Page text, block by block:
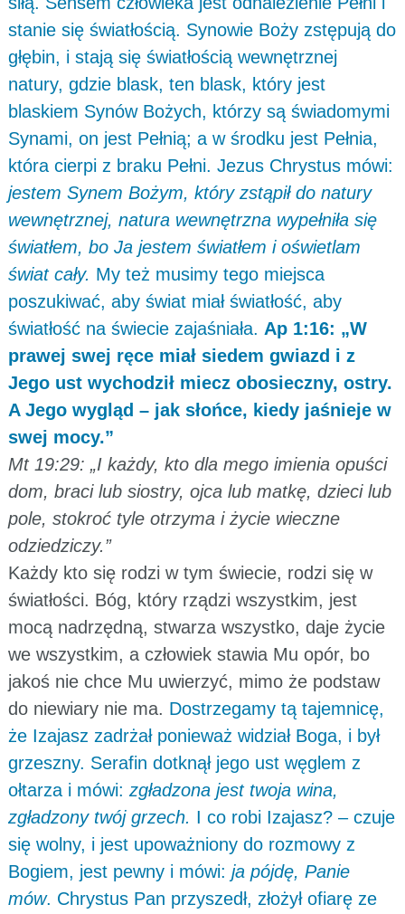
stanie się światłością. Synowie Boży zstępują do
głębin, i stają się światłością wewnętrznej
natury, gdzie blask, ten blask, który jest
blaskiem Synów Bożych, którzy są świadomymi
Synami, on jest Pełnią; a w środku jest Pełnia,
która cierpi z braku Pełni. Jezus Chrystus mówi:
jestem Synem Bożym, który zstąpił do natury
wewnętrznej, natura wewnętrzna wypełniła się
światłem, bo Ja jestem światłem i oświetlam
świat cały. My też musimy tego miejsca
poszukiwać, aby świat miał światłość, aby
światłość na świecie zajaśniała. Ap 1:16: „W
prawej swej ręce miał siedem gwiazd i z
Jego ust wychodził miecz obosieczny, ostry.
A Jego wygląd – jak słońce, kiedy jaśnieje w
swej mocy.”
Mt 19:29: „I każdy, kto dla mego imienia opuści
dom, braci lub siostry, ojca lub matkę, dzieci lub
pole, stokroć tyle otrzyma i życie wieczne
odziedziczy.”
Każdy kto się rodzi w tym świecie, rodzi się w
światłości. Bóg, który rządzi wszystkim, jest
mocą nadrzędną, stwarza wszystko, daje życie
we wszystkim, a człowiek stawia Mu opór, bo
jakoś nie chce Mu uwierzyć, mimo że podstaw
do niewiary nie ma. Dostrzegamy tą tajemnicę,
że Izajasz zadrżał ponieważ widział Boga, i był
grzeszny. Serafin dotknął jego ust węglem z
ołtarza i mówi: zgładzona jest twoja wina,
zgładzony twój grzech. I co robi Izajasz? – czuje
się wolny, i jest upoważniony do rozmowy z
Bogiem, jest pewny i mówi: ja pójdę, Panie
mów. Chrystus Pan przyszedł, złożył ofiarę ze